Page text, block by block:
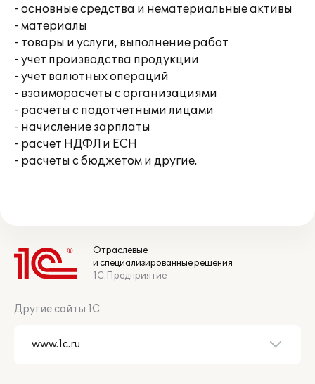
- основные средства и нематериальные активы
- материалы
- товары и услуги, выполнение работ
- учет производства продукции
- учет валютных операций
- взаиморасчеты с организациями
- расчеты с подотчетными лицами
- начисление зарплаты
- расчет НДФЛ и ЕСН
- расчеты с бюджетом и другие.
Отраслевые
и специализированные решения
1С:Предприятие
Другие сайты 1С